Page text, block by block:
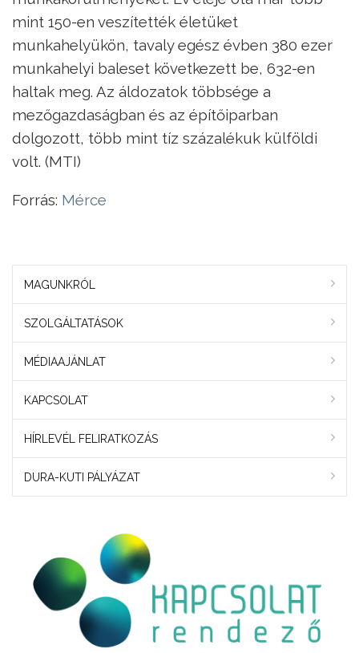
mint 150-en veszítették életüket
munkahelyükön, tavaly egész évben 380 ezer
munkahelyi baleset következett be, 632-en
haltak meg. Az áldozatok többsége a
mezőgazdaságban és az építőiparban
dolgozott, több mint tíz százalékuk külföldi
volt. (MTI)
Forrás: Mérce
MAGUNKRÓL
SZOLGÁLTATÁSOK
MÉDIAAJÁNLAT
KAPCSOLAT
HÍRLEVÉL FELIRATKOZÁS
DURA-KUTI PÁLYÁZAT